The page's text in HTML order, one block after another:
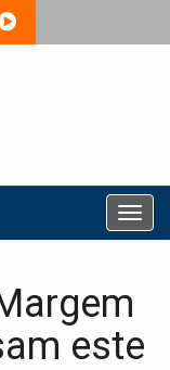
T
o
l
n
este